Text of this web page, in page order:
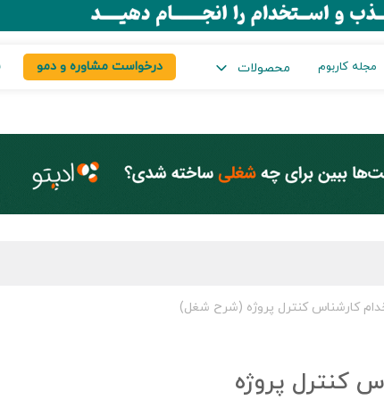
مجله کاربوم محصولات درخواست مشاوره و دمو
کارشناس کنترل پروژه (شرح شغل)
کنترل پروژه